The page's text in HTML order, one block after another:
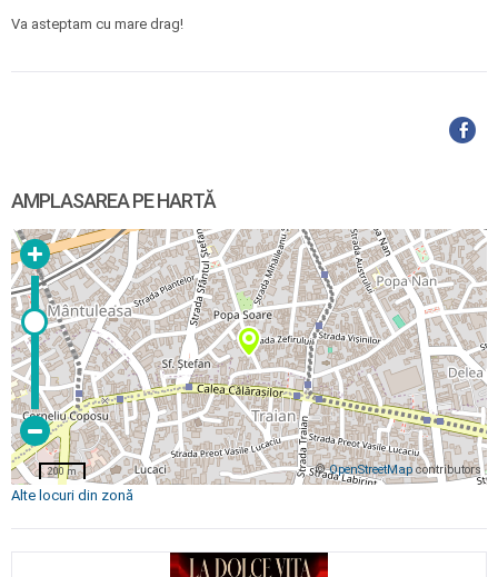
Va asteptam cu mare drag!
AMPLASAREA PE HARTĂ
©OpenStreetMap contributors
200 m
Alte locuri din zonă